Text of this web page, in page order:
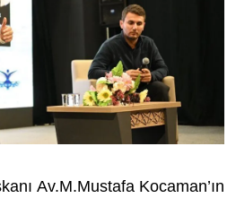
Av.M.Mustafa Kocaman’ın